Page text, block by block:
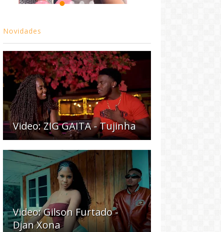
Novidades
Video: ZIG GAITA - Tujinha
Video: Gilson Furtado -
Djan Xona